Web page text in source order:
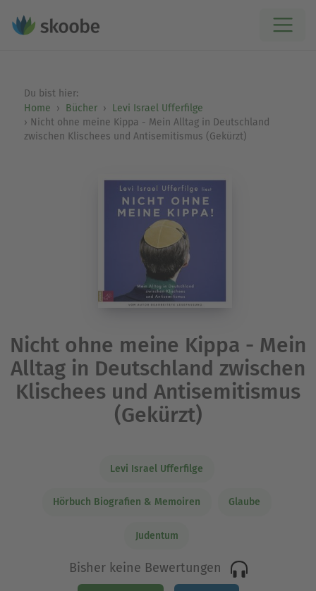
Du bist hier:
Home
Bücher
Levi Israel Ufferfilge
Nicht ohne meine Kippa - Mein Alltag in Deutschland
zwischen Klischees und Antisemitismus (Gekürzt)
Nicht ohne meine Kippa - Mein
Alltag in Deutschland zwischen
Klischees und Antisemitismus
(Gekürzt)
Levi Israel Ufferfilge
Hörbuch Biografien & Memoiren Glaube
Judentum
Bisher keine Bewertungen